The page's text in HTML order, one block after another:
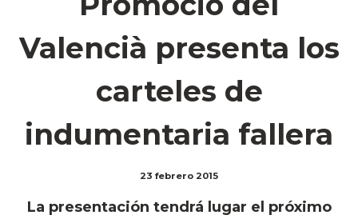
Valencià presenta los
carteles de
indumentaria fallera
23 febrero 2015
La presentación tendrá lugar el próximo